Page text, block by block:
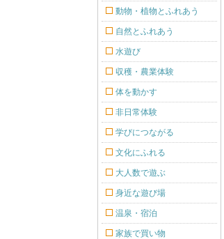
動物・植物とふれあう
自然とふれあう
水遊び
収穫・農業体験
体を動かす
非日常体験
学びにつながる
文化にふれる
大人数で遊ぶ
身近な遊び場
温泉・宿泊
家族で買い物